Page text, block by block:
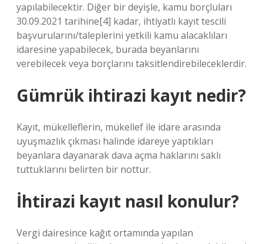
yapılabilecektir. Diğer bir deyişle, kamu borçluları
30.09.2021 tarihine[4] kadar, ihtiyatlı kayıt tescili
başvurularını/taleplerini yetkili kamu alacaklıları
idaresine yapabilecek, burada beyanlarını
verebilecek veya borçlarını taksitlendirebileceklerdir.
Gümrük ihtirazi kayıt nedir?
Kayıt, mükelleflerin, mükellef ile idare arasında
uyuşmazlık çıkması halinde idareye yaptıkları
beyanlara dayanarak dava açma haklarını saklı
tuttuklarını belirten bir nottur.
İhtirazi kayıt nasıl konulur?
Vergi dairesince kağıt ortamında yapılan